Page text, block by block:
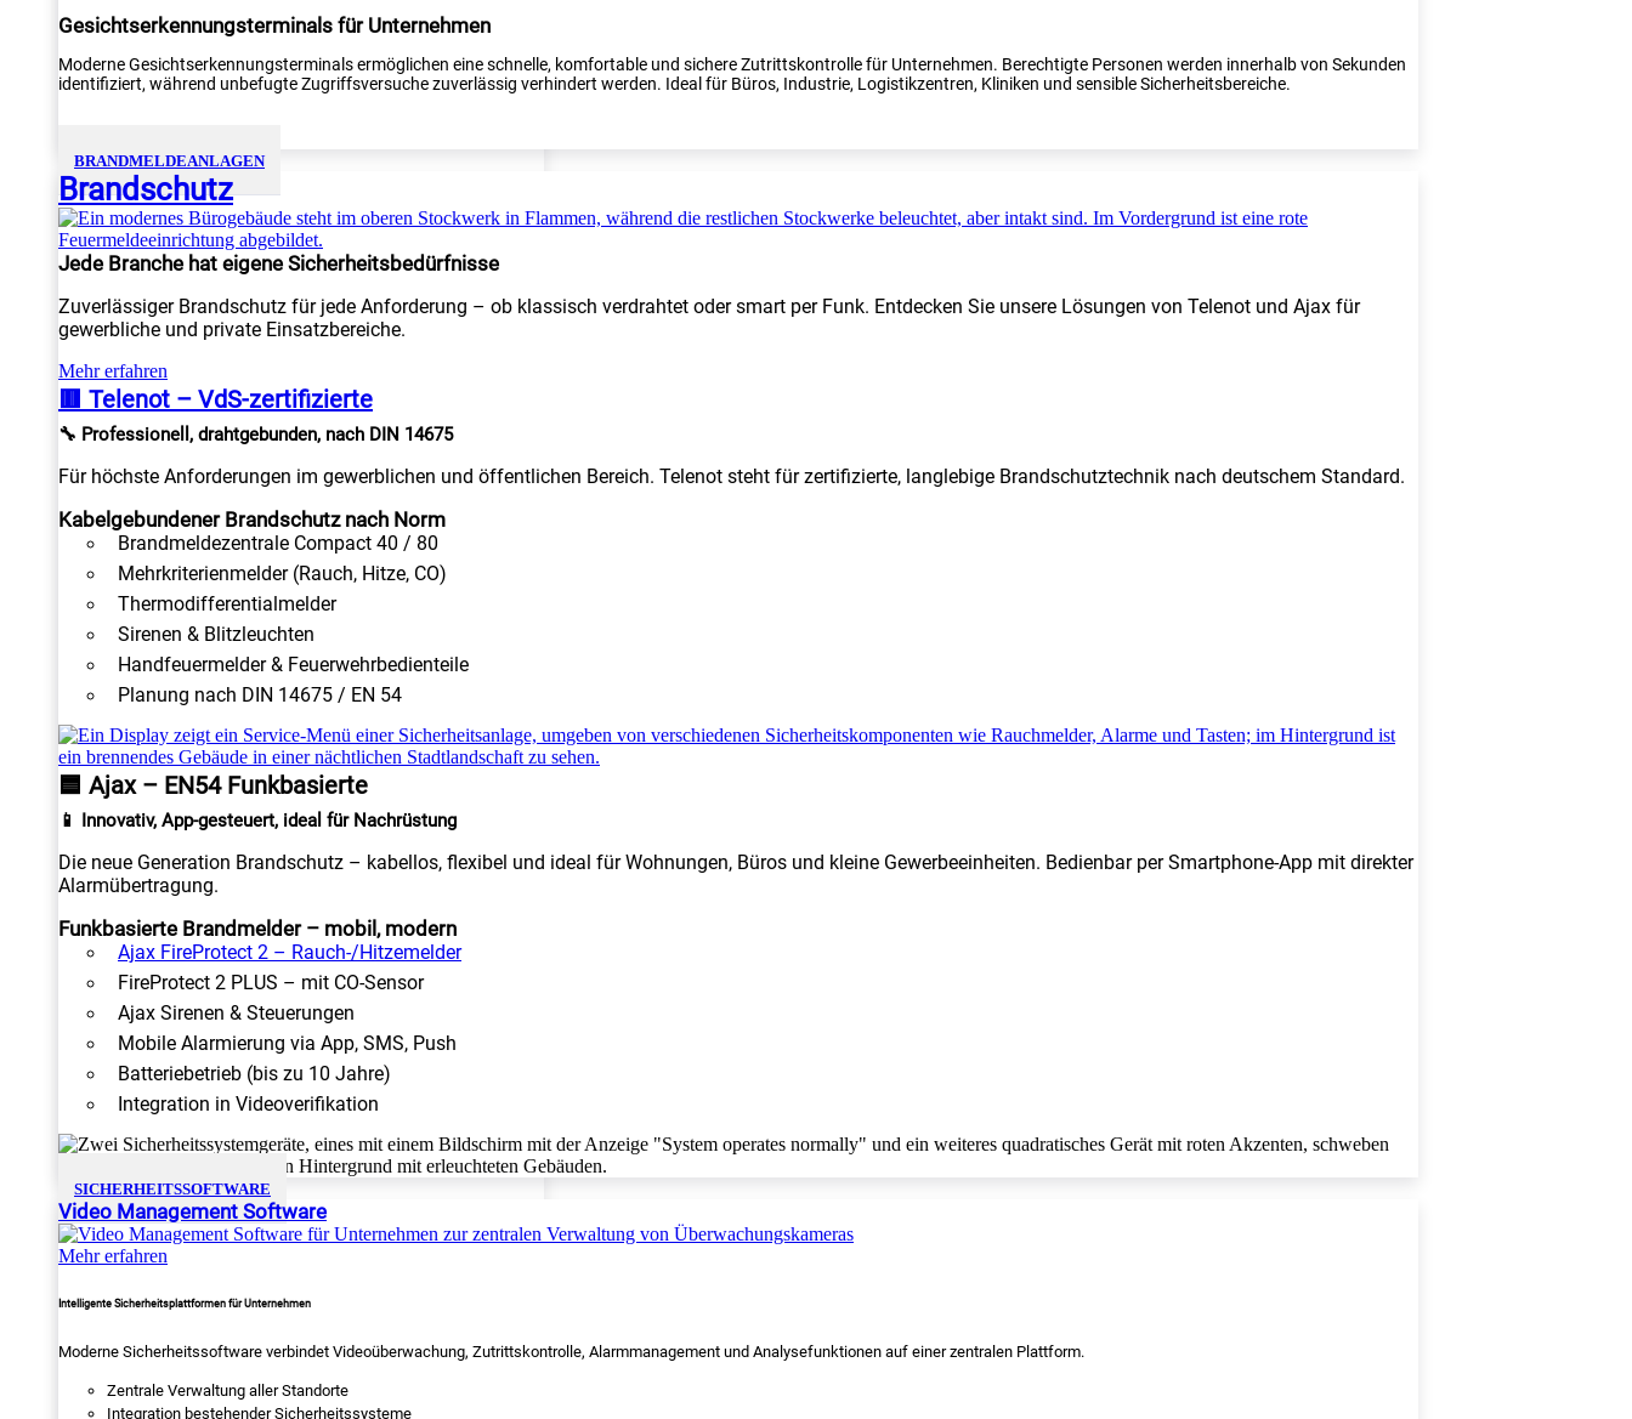
Gesichtserkennungsterminals für Unternehmen
Moderne Gesichtserkennungsterminals ermöglichen eine schnelle, komfortable und sichere Zutrittskontrolle für Unternehmen. Berechtigte Personen werden innerhalb von Sekunden
identifiziert, während unbefugte Zugriffsversuche zuverlässig verhindert werden. Ideal für Büros, Industrie, Logistikzentren, Kliniken und sensible Sicherheitsbereiche.
BRANDMELDEANLAGEN
Brandschutz
Jede Branche hat eigene Sicherheitsbedürfnisse
Zuverlässiger Brandschutz für jede Anforderung – ob klassisch verdrahtet oder smart per Funk. Entdecken Sie unsere Lösungen von Telenot und Ajax für
gewerbliche und private Einsatzbereiche.
Mehr erfahren
🟥 Telenot – VdS-zertifizierte
🔧 Professionell, drahtgebunden, nach DIN 14675
Für höchste Anforderungen im gewerblichen und öffentlichen Bereich. Telenot steht für zertifizierte, langlebige Brandschutztechnik nach deutschem Standard.
Kabelgebundener Brandschutz nach Norm
Brandmeldezentrale Compact 40 / 80
Mehrkriterienmelder (Rauch, Hitze, CO)
Thermodifferentialmelder
Sirenen & Blitzleuchten
Handfeuermelder & Feuerwehrbedienteile
Planung nach DIN 14675 / EN 54
🟦 Ajax – EN54 Funkbasierte
📱 Innovativ, App-gesteuert, ideal für Nachrüstung
Die neue Generation Brandschutz – kabellos, flexibel und ideal für Wohnungen, Büros und kleine Gewerbeeinheiten. Bedienbar per Smartphone-App mit direkter
Alarmübertragung.
Funkbasierte Brandmelder – mobil, modern
Ajax FireProtect 2 – Rauch-/Hitzemelder
FireProtect 2 PLUS – mit CO-Sensor
Ajax Sirenen & Steuerungen
Mobile Alarmierung via App, SMS, Push
Batteriebetrieb (bis zu 10 Jahre)
Integration in Videoverifikation
SICHERHEITSSOFTWARE
Video Management Software
Mehr erfahren
Intelligente Sicherheitsplattformen für Unternehmen
Moderne Sicherheitssoftware verbindet Videoüberwachung, Zutrittskontrolle, Alarmmanagement und Analysefunktionen auf einer zentralen Plattform.
Zentrale Verwaltung aller Standorte
Integration bestehender Sicherheitssysteme